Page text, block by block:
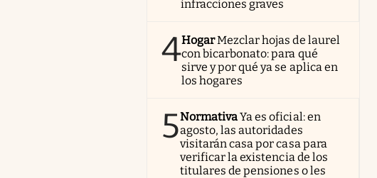
infracciones graves
4HogarMezclar hojas de laurel
con bicarbonato: para qué
sirve y por qué ya se aplica en
los hogares
5NormativaYa es oficial: en
agosto, las autoridades
visitarán casa por casa para
verificar la existencia de los
titulares de pensiones o les